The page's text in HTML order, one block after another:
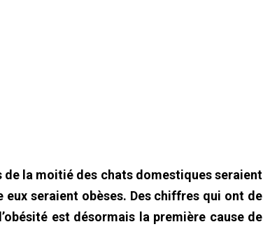
de la moitié des chats domestiques seraient
eux seraient obèses. Des chiffres qui ont de
est désormais la première cause de